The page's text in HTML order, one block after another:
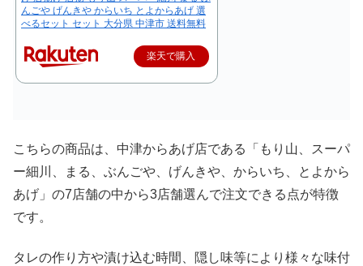
んごや げんきや からいち とよからあげ 選
べるセット セット 大分県 中津市 送料無料
楽天で購入
こちらの商品は、中津からあげ店である「もり山、スーパ
ー細川、まる、ぶんごや、げんきや、からいち、とよから
あげ」の7店舗の中から3店舗選んで注文できる点が特徴
です。
タレの作り方や漬け込む時間、隠し味等により様々な味付